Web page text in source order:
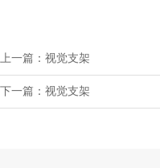
上一篇：视觉支架
下一篇：视觉支架